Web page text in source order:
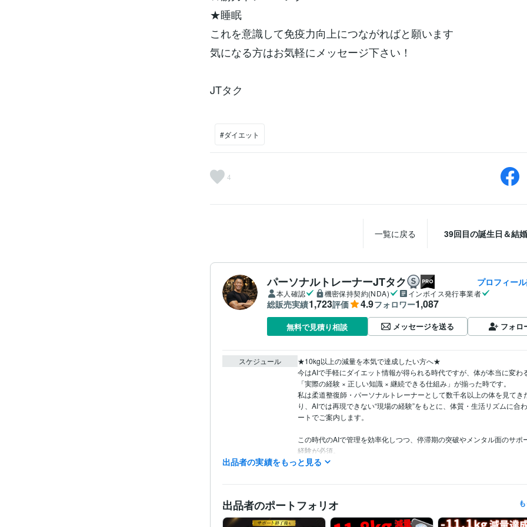
★睡眠
これを意識して免疫力向上につながればと願います
気になる方はお気軽にメッセージ下さい！
JTタク
#ダイエット
4
一覧に戻る 39回目の誕生日＆結
パーソナルトレーナーJTタク プロフィー
本人確認 機密保持契約(NDA) インボイス発行事業者
総販売実績1,723評価 4.9フォロワー1,087
無料で見積り相談 メッセージを送る フォロ
スケジュール
★10kg以上の減量を本気で達成したい方へ★
今はAIで手軽にダイエット情報が得られる時代ですが、体が本当に変わ
「実際の経験 × 正しい知識 × 継続できる仕組み」が揃った時です。
私は柔道整復師・パーソナルトレーナーとして数千名以上の体を見てき
り、AIでは再現できない“現場の経験”をもとに、体質・生活リズムに合
ートでご案内します。
この時代のAIで管理を効率化しつつ、停滞期の突破やメンタル面のサポ
経験が必須。
本気で変わりたい方は、ぜひ一度ご相談ください。あなたの人生が変わ
ご購入についてご不明な点やご不安なことがありましたらお気軽にメッ
連絡お待ちしております。
出品者の実績をもっと見る
出品者のポートフォリオ